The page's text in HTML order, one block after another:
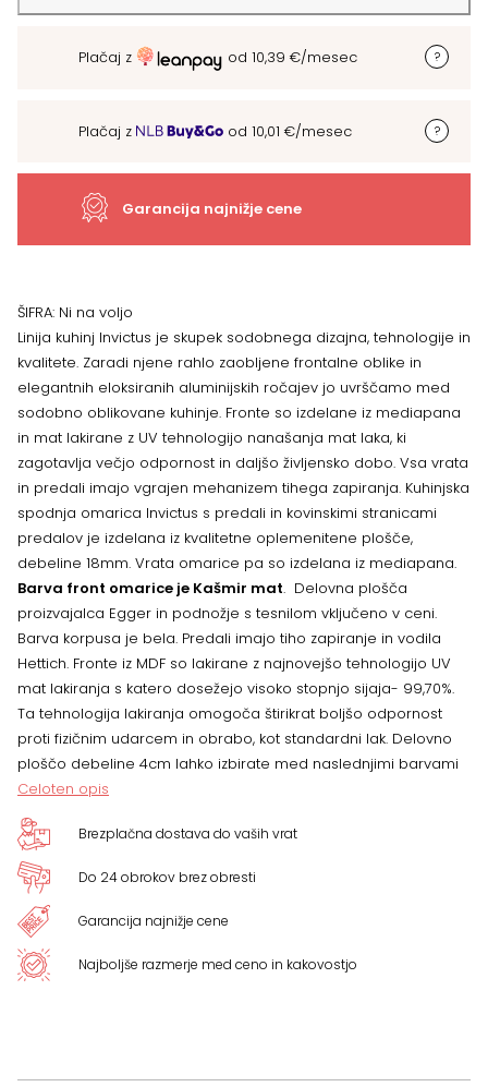
Invictus
Plačaj z od 10,39 €/mesec
Plačaj z od 10,01 €/mesec
Garancija najnižje cene
ŠIFRA: Ni na voljo
Linija kuhinj Invictus je skupek sodobnega dizajna, tehnologije in
kvalitete. Zaradi njene rahlo zaobljene frontalne oblike in
elegantnih eloksiranih aluminijskih ročajev jo uvrščamo med
sodobno oblikovane kuhinje. Fronte so izdelane iz mediapana
in mat lakirane z UV tehnologijo nanašanja mat laka, ki
zagotavlja večjo odpornost in daljšo življensko dobo. Vsa vrata
in predali imajo vgrajen mehanizem tihega zapiranja. Kuhinjska
spodnja omarica Invictus s predali in kovinskimi stranicami
predalov je izdelana iz kvalitetne oplemenitene plošče,
debeline 18mm. Vrata omarice pa so izdelana iz mediapana.
Barva front omarice je Kašmir mat. Delovna plošča
proizvajalca Egger in podnožje s tesnilom vključeno v ceni.
Barva korpusa je bela. Predali imajo tiho zapiranje in vodila
Hettich. Fronte iz MDF so lakirane z najnovejšo tehnologijo UV
mat lakiranja s katero dosežejo visoko stopnjo sijaja- 99,70%.
Ta tehnologija lakiranja omogoča štirikrat boljšo odpornost
proti fizičnim udarcem in obrabo, kot standardni lak. Delovno
ploščo debeline 4cm lahko izbirate med naslednjimi barvami
Celoten opis
Brezplačna dostava do vaših vrat
Do 24 obrokov brez obresti
Garancija najnižje cene
Najboljše razmerje med ceno in kakovostjo